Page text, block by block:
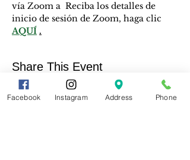
vía Zoom a  Reciba los detalles de
inicio de sesión de Zoom, haga clic
AQUÍ .
Share This Event
Facebook Instagram Address Phone